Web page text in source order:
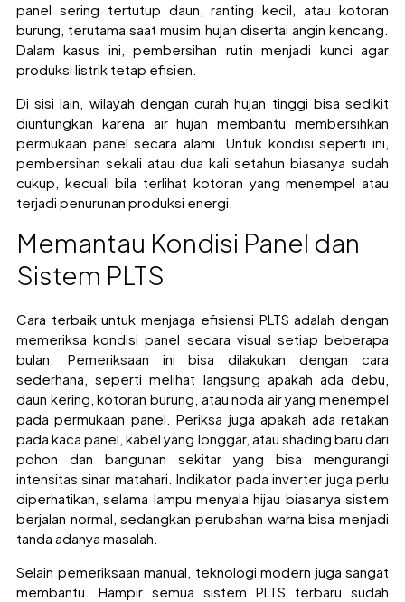
panel sering tertutup daun, ranting kecil, atau kotoran
burung, terutama saat musim hujan disertai angin kencang.
Dalam kasus ini, pembersihan rutin menjadi kunci agar
produksi listrik tetap efisien.
Di sisi lain, wilayah dengan curah hujan tinggi bisa sedikit
diuntungkan karena air hujan membantu membersihkan
permukaan panel secara alami. Untuk kondisi seperti ini,
pembersihan sekali atau dua kali setahun biasanya sudah
cukup, kecuali bila terlihat kotoran yang menempel atau
terjadi penurunan produksi energi.
Memantau Kondisi Panel dan
Sistem PLTS
Cara terbaik untuk menjaga efisiensi PLTS adalah dengan
memeriksa kondisi panel secara visual setiap beberapa
bulan. Pemeriksaan ini bisa dilakukan dengan cara
sederhana, seperti melihat langsung apakah ada debu,
daun kering, kotoran burung, atau noda air yang menempel
pada permukaan panel. Periksa juga apakah ada retakan
pada kaca panel, kabel yang longgar, atau shading baru dari
pohon dan bangunan sekitar yang bisa mengurangi
intensitas sinar matahari. Indikator pada inverter juga perlu
diperhatikan, selama lampu menyala hijau biasanya sistem
berjalan normal, sedangkan perubahan warna bisa menjadi
tanda adanya masalah.
Selain pemeriksaan manual, teknologi modern juga sangat
membantu. Hampir semua sistem PLTS terbaru sudah